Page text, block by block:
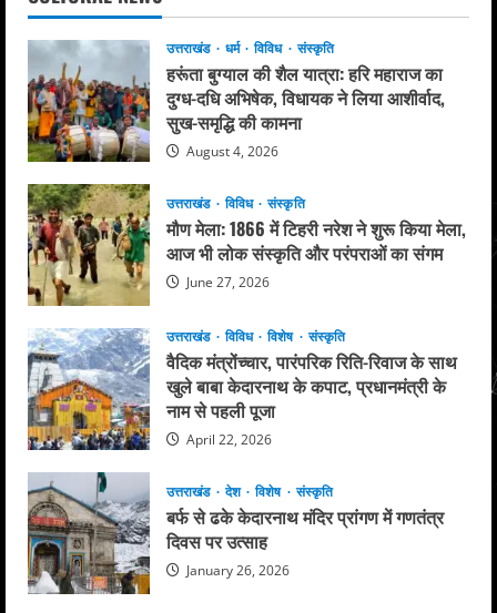
उत्तराखंड धर्म विविध संस्कृति
हरूंता बुग्याल की शैल यात्रा: हरि महाराज का
दुग्ध-दधि अभिषेक, विधायक ने लिया आशीर्वाद,
सुख-समृद्धि की कामना
August 4, 2026
उत्तराखंड विविध संस्कृति
मौण मेला: 1866 में टिहरी नरेश ने शुरू किया मेला,
आज भी लोक संस्कृति और परंपराओं का संगम
June 27, 2026
उत्तराखंड विविध विशेष संस्कृति
वैदिक मंत्रोंच्चार, पारंपरिक रिति-रिवाज के साथ
खुले बाबा केदारनाथ के कपाट, प्रधानमंत्री के
नाम से पहली पूजा
April 22, 2026
उत्तराखंड देश विशेष संस्कृति
बर्फ से ढके केदारनाथ मंदिर प्रांगण में गणतंत्र
दिवस पर उत्साह
January 26, 2026